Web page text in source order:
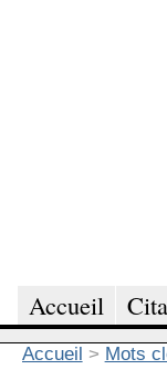
Accueil
Accueil > Mots